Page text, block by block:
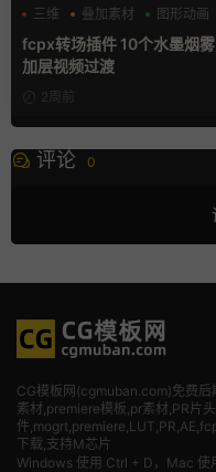
三维
叠加素材 图形动画
fcpx转场插件 10个水墨烟
加层视频过渡
2周前
评论 0
CG模板网(cgmuban.com)免费
素材 ,premiere模板,pr素材,PR片
件
下载,支持M芯片
Windows 使用 Ctrl + D，Mac 使